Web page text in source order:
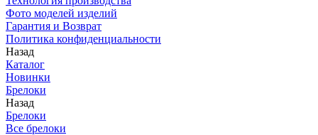
Фото моделей изделий
Гарантия и Возврат
Политика конфиденциальности
Назад
Каталог
Новинки
Брелоки
Назад
Брелоки
Все брелоки